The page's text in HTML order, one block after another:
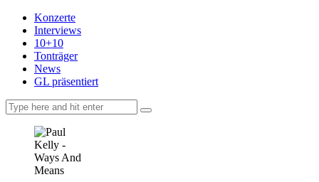
Konzerte
Interviews
10+10
Tonträger
News
GL präsentiert